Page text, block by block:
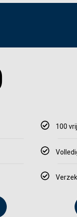
100